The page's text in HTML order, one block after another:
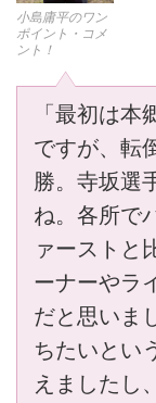
小島庸平のワン
ポイント・コメ
ント！
「最初は
ですが、転
勝。寺坂選
ね。各所で
ァーストと
ーナーやラ
だと思いま
ちたいとい
えましたし